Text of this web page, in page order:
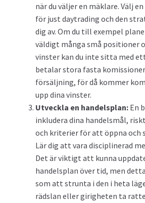
när du väljer en mäklare. Välj
för just daytrading och den
dig av. Om du till exempel
väldigt många små positioner
vinster kan du inte sitta med
betalar stora fasta
försäljning, för då kommer
upp dina vinster.
Utveckla en handelsplan: En
inkludera dina handelsmål,
och kriterier för att öppna och
Lär dig att vara disciplinerad
Det är viktigt att kunna
handelsplan över tid, men
som att strunta i den i heta
rädslan eller girigheten ta